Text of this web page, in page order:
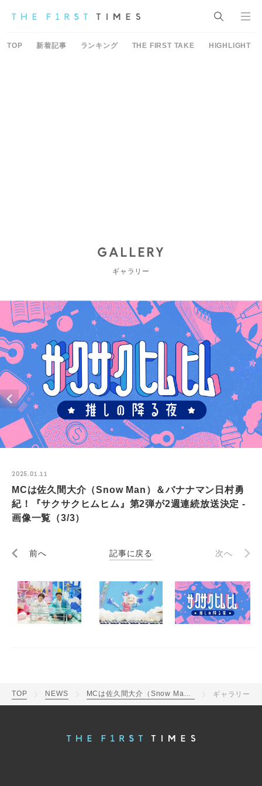
TOP 新着記事 ランキング THE FIRST TAKE HIGHLIGHT
GALLERY
ギャラリー
2025.01.11
MCは佐久間大介（Snow Man）＆バナナマン日村勇
紀！『サクサクヒムヒム』第2弾が2週連続放送決定 -
画像一覧（3/3）
前へ 記事に戻る 次へ
TOP NEWS MCは佐久間大介（Snow Man）＆バナナマン日村勇紀！『サクサクヒムヒム』第2弾が2週連続放送決定 ギャラリー